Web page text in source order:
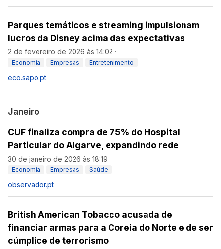
Parques temáticos e streaming impulsionam
lucros da Disney acima das expectativas
2 de fevereiro de 2026 às 14:02 ·
Economia Empresas Entretenimento
eco.sapo.pt
Janeiro
CUF finaliza compra de 75% do Hospital
Particular do Algarve, expandindo rede
30 de janeiro de 2026 às 18:19 ·
Economia Empresas Saúde
observador.pt
British American Tobacco acusada de
financiar armas para a Coreia do Norte e de ser
cúmplice de terrorismo